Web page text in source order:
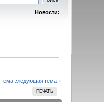
Новости:
следующая тема »
ПЕЧАТЬ